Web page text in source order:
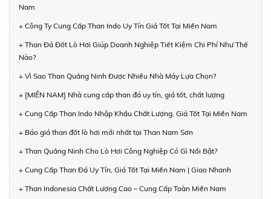
Nam
+ Công Ty Cung Cấp Than Indo Uy Tín Giá Tốt Tại Miền Nam
+ Than Đá Đốt Lò Hơi Giúp Doanh Nghiệp Tiết Kiệm Chi Phí Như Thế
Nào?
+ Vì Sao Than Quảng Ninh Được Nhiều Nhà Máy Lựa Chọn?
+ [MIỀN NAM] Nhà cung cấp than đá uy tín, giá tốt, chất lượng
+ Cung Cấp Than Indo Nhập Khẩu Chất Lượng, Giá Tốt Tại Miền Nam
+ Báo giá than đốt lò hơi mới nhất tại Than Nam Sơn
+ Than Quảng Ninh Cho Lò Hơi Công Nghiệp Có Gì Nổi Bật?
+ Cung Cấp Than Đá Uy Tín, Giá Tốt Tại Miền Nam | Giao Nhanh
+ Than Indonesia Chất Lượng Cao – Cung Cấp Toàn Miền Nam